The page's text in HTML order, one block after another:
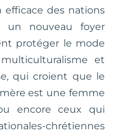
efficace des nations
un nouveau foyer
protéger le mode
et
qui croient que le
est une femme
encore ceux qui
chrétiennes